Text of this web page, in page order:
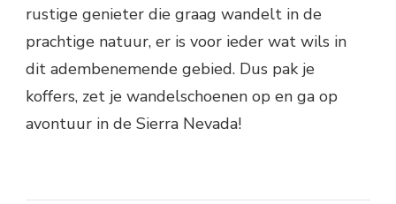
rustige genieter die graag wandelt in de
prachtige natuur, er is voor ieder wat wils in
dit adembenemende gebied. Dus pak je
koffers, zet je wandelschoenen op en ga op
avontuur in de Sierra Nevada!